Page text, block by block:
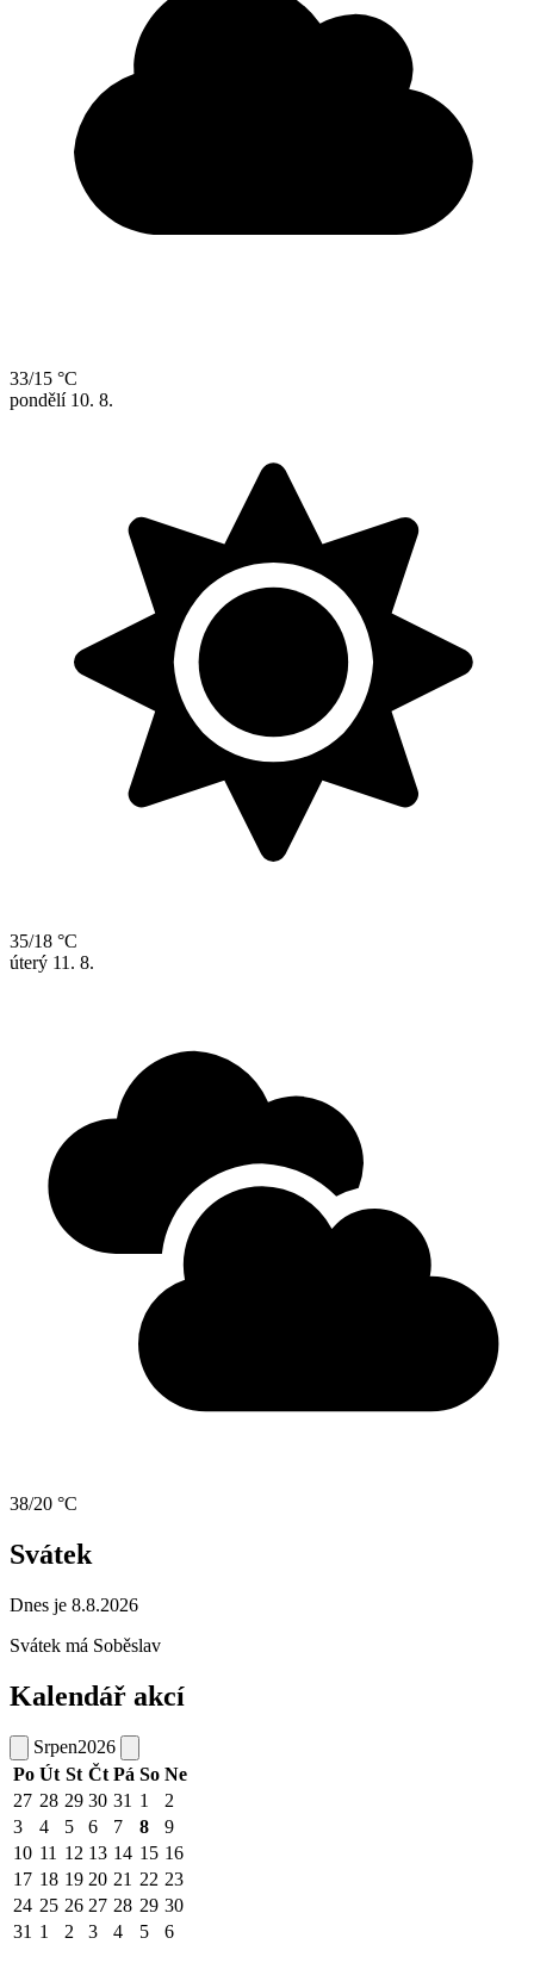
33/15 °C
pondělí 10. 8.
35/18 °C
úterý 11. 8.
38/20 °C
Svátek
Dnes je 8.8.2026
Svátek má Soběslav
Kalendář akcí
Srpen2026
Po Út St Čt Pá So Ne
27 28 29 30 31 1
2
3
4 5 6 7 8
9
10 11 12 13 14 15 16
17 18 19 20 21 22 23
24 25 26 27 28 29 30
31 1 2 3 4 5 6